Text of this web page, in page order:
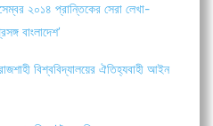
২০১৪ প্রান্তিকের সেরা লেখা-
বাংলাদেশ’
বিশ্ববিদ্যালয়ের ঐতিহ্যবাহী আইন